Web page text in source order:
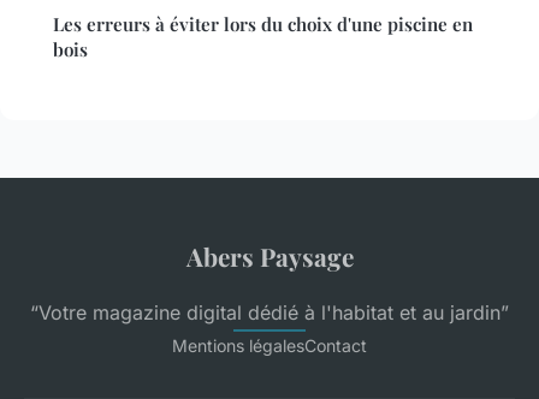
Les erreurs à éviter lors du choix d'une piscine en
bois
Abers Paysage
“Votre magazine digital dédié à l'habitat et au jardin”
Mentions légalesContact